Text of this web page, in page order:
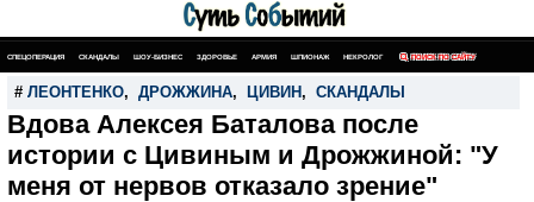
СПЕЦОПЕРАЦИЯ СКАНДАЛЫ ШОУ-БИЗНЕС ЗДОРОВЬЕ АРМИЯ ШПИОНАЖ НЕКРОЛОГ ПОИСК ПО САЙТУ
# ЛЕОНТЕНКО, ДРОЖЖИНА, ЦИВИН , СКАНДАЛЫ
Вдова Алексея Баталова после
истории с Цивиным и Дрожжиной: "У
меня от нервов отказало зрение"